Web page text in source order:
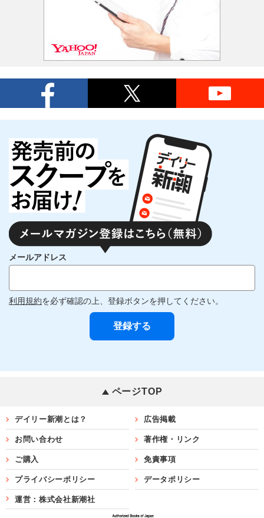
メールアドレス
利用規約を必ず確認の上、登録ボタンを押してください。
ページTOP
デイリー新潮とは？ 広告掲載
お問い合わせ 著作権・リンク
ご購入 免責事項
プライバシーポリシー データポリシー
運営：株式会社新潮社